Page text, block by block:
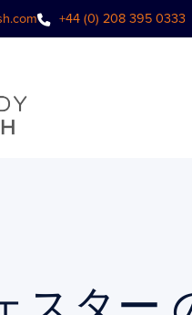
+44 (0) 208 395 0333